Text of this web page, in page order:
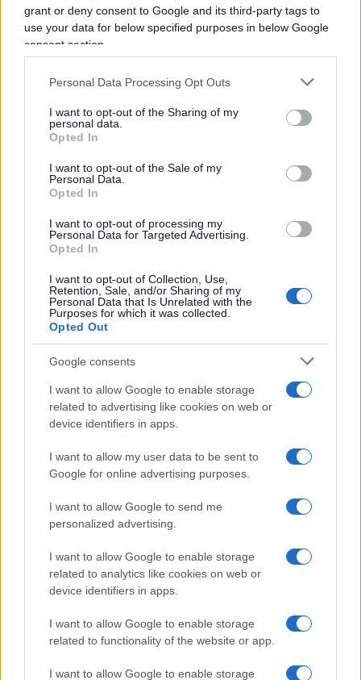
grant or deny consent to Google and its third-party tags to
use your data for below specified purposes in below Google
consent section.
Personal Data Processing Opt Outs
I want to opt-out of the Sharing of my
personal data.
Opted In
I want to opt-out of the Sale of my
Personal Data.
Opted In
I want to opt-out of processing my
Personal Data for Targeted Advertising.
Opted In
I want to opt-out of Collection, Use,
Retention, Sale, and/or Sharing of my
Personal Data that Is Unrelated with the
Purposes for which it was collected.
Opted Out
Google consents
I want to allow Google to enable storage
related to advertising like cookies on web or
device identifiers in apps.
I want to allow my user data to be sent to
Google for online advertising purposes.
I want to allow Google to send me
personalized advertising.
I want to allow Google to enable storage
related to analytics like cookies on web or
device identifiers in apps.
I want to allow Google to enable storage
related to functionality of the website or app.
I want to allow Google to enable storage
PAGINA
PRECEDENTE
Pagina
Successiva
Leggi i commenti
SEDUTE SATIRICHE
Vai all'archivio delle vignette
Caso Delmastro, perché è
giusto limitare l’uso delle
chat ai pm
tentazione di sacrificare le garanzie processuali
quando il bersaglio è un avversario politico
Lorenzo Maggi
6 Agosto 2026, 10:32